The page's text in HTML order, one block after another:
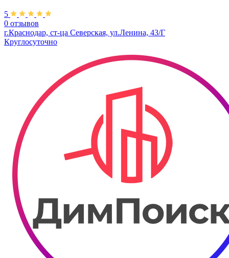
5
0 отзывов
г.Краснодар, ст-ца Северская, ул.Ленина, 43/Г
Круглосуточно